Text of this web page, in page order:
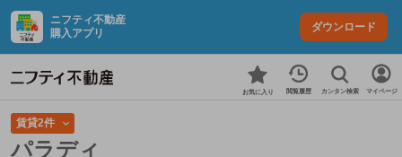
ニフティ不動産
購入アプリ
ダウンロード
お気に入り 閲覧履歴 カンタン検索 マイページ
賃貸2件
パラディ